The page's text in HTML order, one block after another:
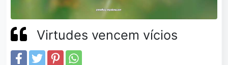
Virtudes vencem vícios